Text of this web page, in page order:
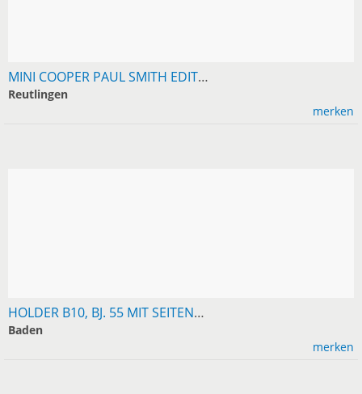
MINI COOPER PAUL SMITH EDITION LEASING AB 299 EUR
Reutlingen
merken
HOLDER B10, BJ. 55 MIT SEITENMÄHWERK, NICHT VERBASTELT 1. HAND, IMMER TROCKEN IM SCHUPPEN GESTANDEN, ORIGINALBRIEF, VB 2500,TEL. 0151-41227475
Baden
merken